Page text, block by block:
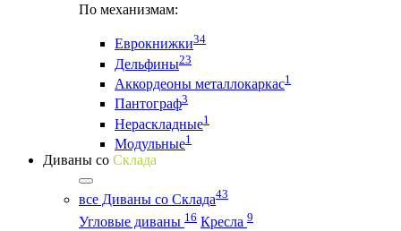
По механизмам:
Еврокнижки34
Дельфины23
Аккордеоны металлокаркас1
Пантограф3
Нераскладные1
Модульные1
Диваны со Склада
все Диваны со Склада43
Угловые диваны 16 Кресла 9